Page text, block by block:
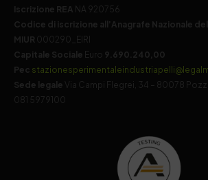
Iscrizione REA NA 920756
Codice di iscrizione all’Anagrafe Nazionale
MIUR 000290_EIRI
Capitale Sociale Euro 9.690.240,00
Pec
Sede legale
Via Campi Flegrei, 34 – 80078
081 5979100